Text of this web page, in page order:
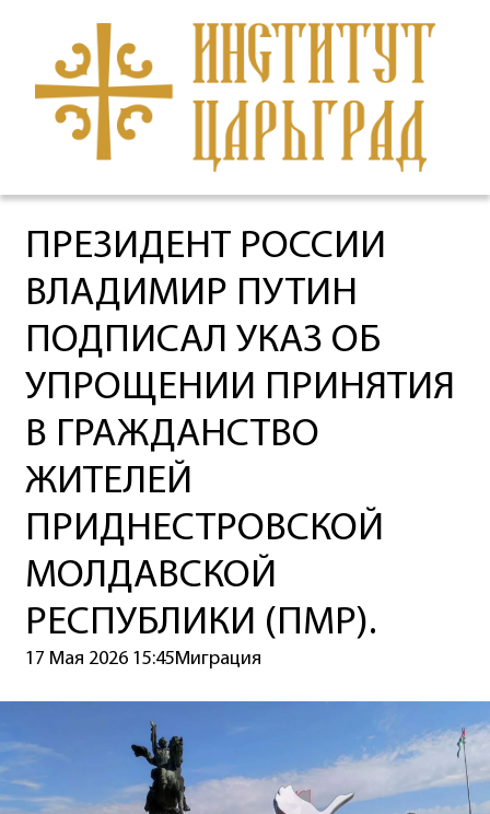
ПРЕЗИДЕНТ РОССИИ
ВЛАДИМИР ПУТИН
ПОДПИСАЛ УКАЗ ОБ
УПРОЩЕНИИ ПРИНЯТИЯ
В ГРАЖДАНСТВО
ЖИТЕЛЕЙ
ПРИДНЕСТРОВСКОЙ
МОЛДАВСКОЙ
РЕСПУБЛИКИ (ПМР).
17 Мая 2026 15:45Миграция